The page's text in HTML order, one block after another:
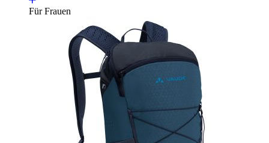
Für Frauen